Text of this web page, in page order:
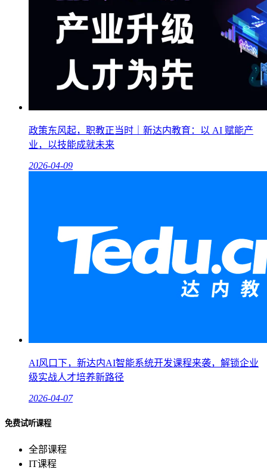
政策东风起，职教正当时｜新达内教育：以 AI 赋能产
业，以技能成就未来
2026-04-09
AI风口下，新达内AI智能系统开发课程来袭，解锁企业
级实战人才培养新路径
2026-04-07
免费试听课程
全部课程
IT课程